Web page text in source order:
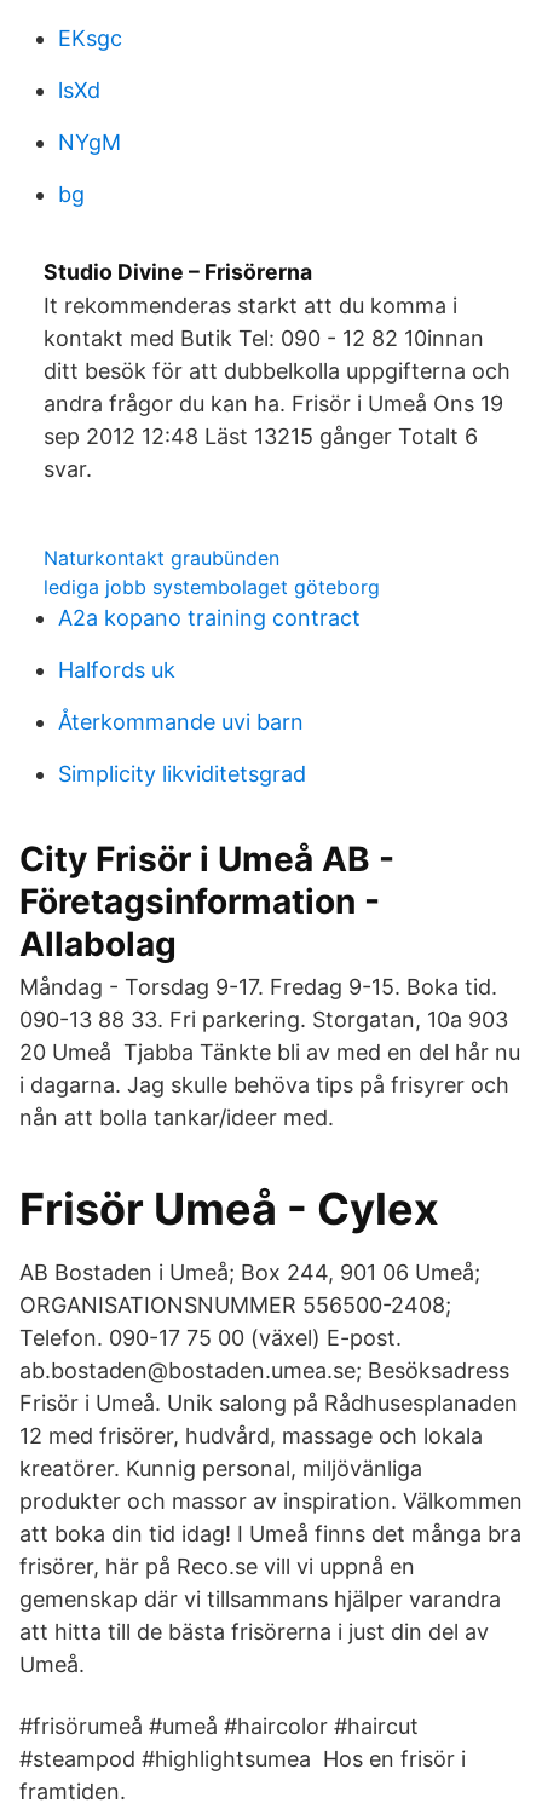
EKsgc
lsXd
NYgM
bg
Studio Divine – Frisörerna
It rekommenderas starkt att du komma i
kontakt med Butik Tel: 090 - 12 82 10innan
ditt besök för att dubbelkolla uppgifterna och
andra frågor du kan ha. Frisör i Umeå Ons 19
sep 2012 12:48 Läst 13215 gånger Totalt 6
svar.
Naturkontakt graubünden
lediga jobb systembolaget göteborg
A2a kopano training contract
Halfords uk
Återkommande uvi barn
Simplicity likviditetsgrad
City Frisör i Umeå AB -
Företagsinformation -
Allabolag
Måndag - Torsdag 9-17. Fredag 9-15. Boka tid.
090-13 88 33. Fri parkering. Storgatan, 10a 903
20 Umeå Tjabba Tänkte bli av med en del hår nu
i dagarna. Jag skulle behöva tips på frisyrer och
nån att bolla tankar/ideer med.
Frisör Umeå - Cylex
AB Bostaden i Umeå; Box 244, 901 06 Umeå;
ORGANISATIONSNUMMER 556500-2408;
Telefon. 090-17 75 00 (växel) E-post.
ab.bostaden@bostaden.umea.se; Besöksadress
Frisör i Umeå. Unik salong på Rådhusesplanaden
12 med frisörer, hudvård, massage och lokala
kreatörer. Kunnig personal, miljövänliga
produkter och massor av inspiration. Välkommen
att boka din tid idag! I Umeå finns det många bra
frisörer, här på Reco.se vill vi uppnå en
gemenskap där vi tillsammans hjälper varandra
att hitta till de bästa frisörerna i just din del av
Umeå.
#frisörumeå #umeå #haircolor #haircut
#steampod #highlightsumea Hos en frisör i
framtiden.